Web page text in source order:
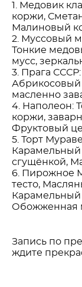
1. Медовик
коржи,
Малиновый
2. Муссовый
Тонкие
мусс,
3. Прага
масленно
4. Наполеон:
коржи,
Фруктовый
5. Торт
сгущёнкой,
6. Пирожное
тесто,
Обожженная
Запись по
ждите